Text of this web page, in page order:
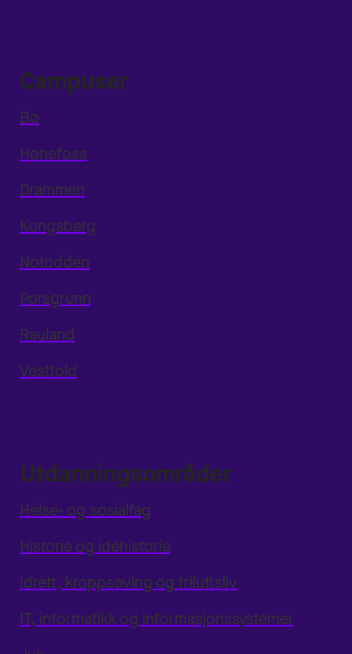
Campuser
Bø
Hønefoss
Drammen
Kongsberg
Notodden
Porsgrunn
Rauland
Vestfold
Utdanningsområder
Helse- og sosialfag
Historie og idéhistorie
Idrett, kroppsøving og friluftsliv
IT, informatikk og informasjonssystemer